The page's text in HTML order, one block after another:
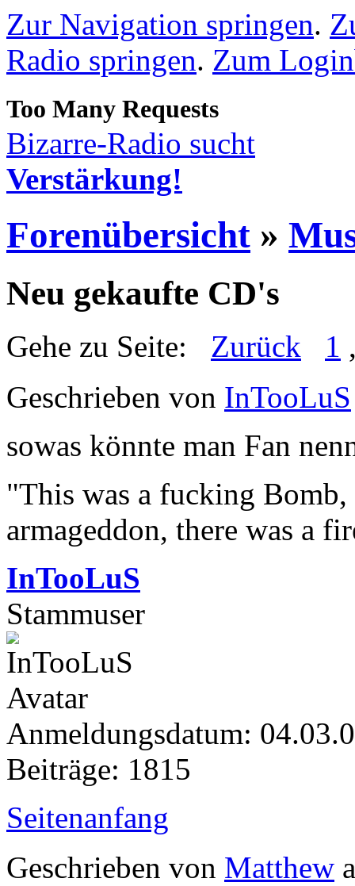
Zur Navigation springen.
Radio springen. Zum
Bizarre-Radio sucht
Verstärkung!
Forenübersicht »
Neu gekaufte CD's
Gehe zu Seite: Zurück 1
Geschrieben von InTooLuS
sowas könnte man Fan
"This was a fucking Bomb,
armageddon, there was a
InTooLuS
Stammuser
Anmeldungsdatum:
Beiträge: 1815
Seitenanfang
Geschrieben von Matthew